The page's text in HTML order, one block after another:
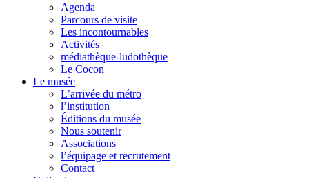
Agenda
Parcours de visite
Les incontournables
Activités
médiathèque-ludothèque
Le Cocon
Le musée
L’arrivée du métro
l’institution
Éditions du musée
Nous soutenir
Associations
l’équipage et recrutement
Contact